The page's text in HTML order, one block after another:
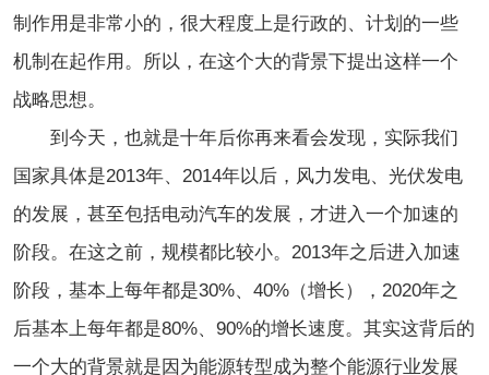
制作用是非常小的，很大程度上是行政的、计划的一些
机制在起作用。所以，在这个大的背景下提出这样一个
战略思想。
到今天，也就是十年后你再来看会发现，实际我们
国家具体是2013年、2014年以后，风力发电、光伏发电
的发展，甚至包括电动汽车的发展，才进入一个加速的
阶段。在这之前，规模都比较小。2013年之后进入加速
阶段，基本上每年都是30%、40%（增长），2020年之
后基本上每年都是80%、90%的增长速度。其实这背后的
一个大的背景就是因为能源转型成为整个能源行业发展